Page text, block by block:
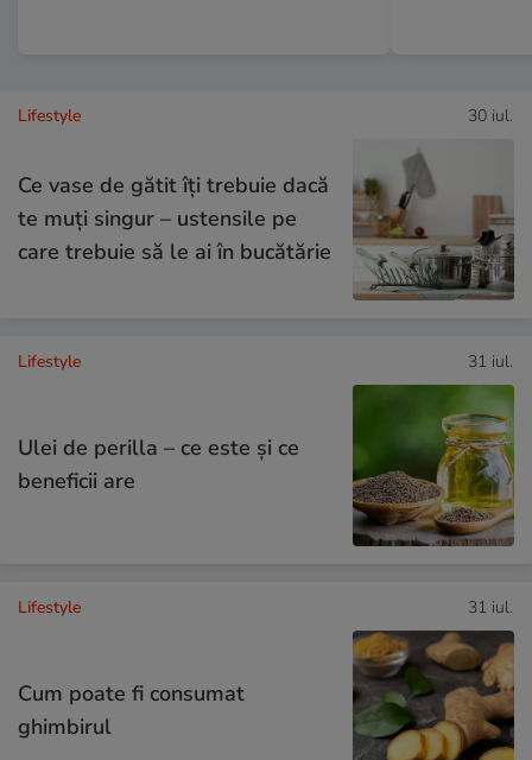
Lifestyle 30 iul.
Ce vase de gătit îți trebuie dacă
te muți singur – ustensile pe
care trebuie să le ai în bucătărie
Lifestyle 31 iul.
Ulei de perilla – ce este și ce
beneficii are
Lifestyle 31 iul.
Cum poate fi consumat
ghimbirul